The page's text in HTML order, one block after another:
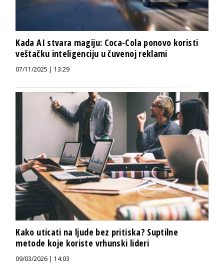
Kada AI stvara magiju: Coca-Cola ponovo koristi
veštačku inteligenciju u čuvenoj reklami
07/11/2025 | 13:29
Kako uticati na ljude bez pritiska? Suptilne
metode koje koriste vrhunski lideri
09/03/2026 | 14:03